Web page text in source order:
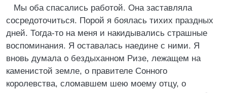
Мы оба спасались работой. Она заставляла
сосредоточиться. Порой я боялась тихих праздных
дней. Тогда-то на меня и накидывались страшные
воспоминания. Я оставалась наедине с ними. Я
вновь думала о бездыханном Ризе, лежащем на
каменистой земле, о правителе Сонного
королевства, сломавшем шею моему отцу, о